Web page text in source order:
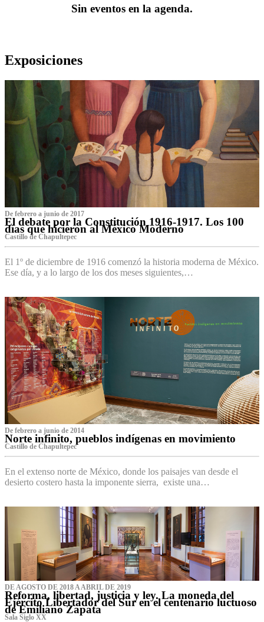
Sin eventos en la agenda.
Exposiciones
De febrero a junio de 2017
El debate por la Constitución 1916-1917. Los 100
días que hicieron al México Moderno
Castillo de Chapultepec
El 1º de diciembre de 1916 comenzó la historia moderna de México.
Ese día, y a lo largo de los dos meses siguientes,…
De febrero a junio de 2014
Norte infinito, pueblos indígenas en movimiento
Castillo de Chapultepec
En el extenso norte de México, donde los paisajes van desde el
desierto costero hasta la imponente sierra, existe una…
DE AGOSTO DE 2018 A ABRIL DE 2019
Reforma, libertad, justicia y ley. La moneda del
Ejército Libertador del Sur en el centenario luctuoso
de Emiliano Zapata
Sala Siglo XX